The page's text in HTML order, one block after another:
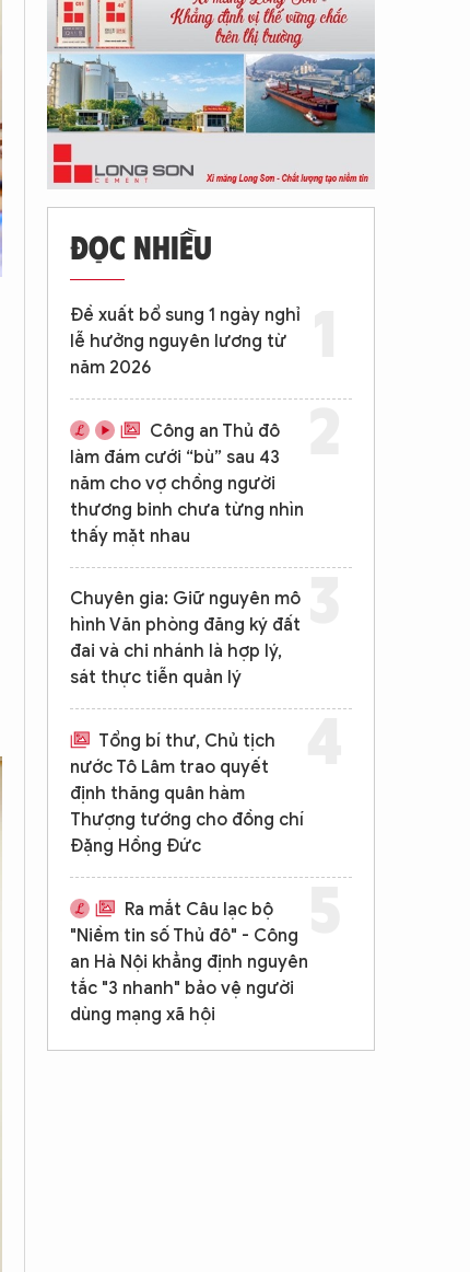
ĐỌC NHIỀU
Đề xuất bổ sung 1 ngày nghỉ
lễ hưởng nguyên lương từ
năm 2026
Công an Thủ đô
làm đám cưới “bù” sau 43
năm cho vợ chồng người
thương binh chưa từng nhìn
thấy mặt nhau
Chuyên gia: Giữ nguyên mô
hình Văn phòng đăng ký đất
đai và chi nhánh là hợp lý,
sát thực tiễn quản lý
Tổng bí thư, Chủ tịch
nước Tô Lâm trao quyết
định thăng quân hàm
Thượng tướng cho đồng chí
Đặng Hồng Đức
Ra mắt Câu lạc bộ
"Niềm tin số Thủ đô" - Công
an Hà Nội khẳng định nguyên
tắc "3 nhanh" bảo vệ người
dùng mạng xã hội